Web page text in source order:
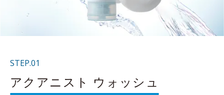
STEP.01
アクアニスト ウォッシュ